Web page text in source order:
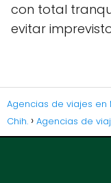
con total
evitar
Agencias de viajes en
Chih.
Agencias de